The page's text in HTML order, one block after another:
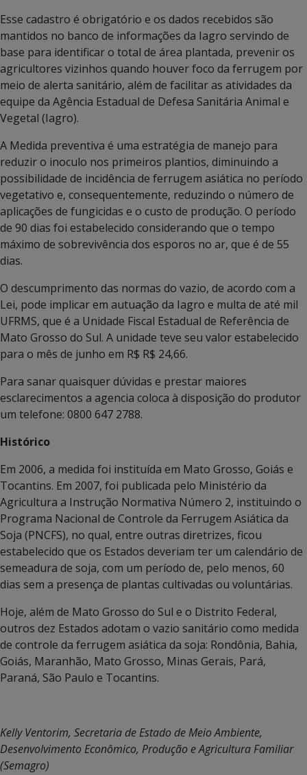
Esse cadastro é obrigatório e os dados recebidos são
mantidos no banco de informações da Iagro servindo de
base para identificar o total de área plantada, prevenir os
agricultores vizinhos quando houver foco da ferrugem por
meio de alerta sanitário, além de facilitar as atividades da
equipe da Agência Estadual de Defesa Sanitária Animal e
Vegetal (Iagro).
A Medida preventiva é uma estratégia de manejo para
reduzir o inoculo nos primeiros plantios, diminuindo a
possibilidade de incidência de ferrugem asiática no período
vegetativo e, consequentemente, reduzindo o número de
aplicações de fungicidas e o custo de produção. O período
de 90 dias foi estabelecido considerando que o tempo
máximo de sobrevivência dos esporos no ar, que é de 55
dias.
O descumprimento das normas do vazio, de acordo com a
Lei, pode implicar em autuação da Iagro e multa de até mil
UFRMS, que é a Unidade Fiscal Estadual de Referência de
Mato Grosso do Sul. A unidade teve seu valor estabelecido
para o mês de junho em R$ R$ 24,66.
Para sanar quaisquer dúvidas e prestar maiores
esclarecimentos a agencia coloca à disposição do produtor
um telefone: 0800 647 2788.
Histórico
Em 2006, a medida foi instituída em Mato Grosso, Goiás e
Tocantins. Em 2007, foi publicada pelo Ministério da
Agricultura a Instrução Normativa Número 2, instituindo o
Programa Nacional de Controle da Ferrugem Asiática da
Soja (PNCFS), no qual, entre outras diretrizes, ficou
estabelecido que os Estados deveriam ter um calendário de
semeadura de soja, com um período de, pelo menos, 60
dias sem a presença de plantas cultivadas ou voluntárias.
Hoje, além de Mato Grosso do Sul e o Distrito Federal,
outros dez Estados adotam o vazio sanitário como medida
de controle da ferrugem asiática da soja: Rondônia, Bahia,
Goiás, Maranhão, Mato Grosso, Minas Gerais, Pará,
Paraná, São Paulo e Tocantins.
Kelly Ventorim, Secretaria de Estado de Meio Ambiente,
Desenvolvimento Econômico, Produção e Agricultura Familiar
(Semagro)